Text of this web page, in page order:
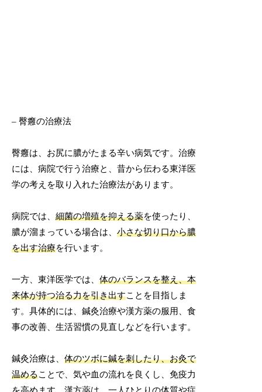
– 臀癰の治療法
臀癰は、お尻に膿がたまる辛い病気です。治療
には、病院で行う治療と、昔から伝わる東洋医
学の考えを取り入れた治療法があります。
病院では、細菌の増殖を抑える薬を使ったり、
膿が溜まっている場合は、小さな切り口から膿
を出す治療を行います。
一方、東洋医学では、体のバランスを整え、本
来体が持つ治る力を引き出すことを目指しま
す。具体的には、鍼灸治療や漢方薬の服用、食
事の改善、生活習慣の見直しなどを行います。
鍼灸治療は、体のツボに鍼を刺したり、お灸で
温めることで、気や血の流れを良くし、免疫力
を高めます。漢方薬は、一人ひとりの体質や症